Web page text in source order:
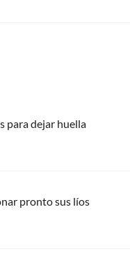
para dejar huella
pronto sus líos